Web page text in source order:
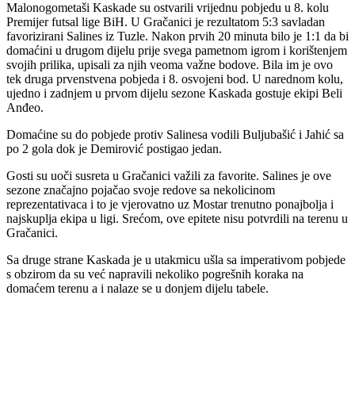
Malonogometaši Kaskade su ostvarili vrijednu pobjedu u 8. kolu
Premijer futsal lige BiH. U Gračanici je rezultatom 5:3 savladan
favorizirani Salines iz Tuzle. Nakon prvih 20 minuta bilo je 1:1 da bi
domaćini u drugom dijelu prije svega pametnom igrom i korištenjem
svojih prilika, upisali za njih veoma važne bodove. Bila im je ovo
tek druga prvenstvena pobjeda i 8. osvojeni bod. U narednom kolu,
ujedno i zadnjem u prvom dijelu sezone Kaskada gostuje ekipi Beli
Anđeo.
Domaćine su do pobjede protiv Salinesa vodili Buljubašić i Jahić sa
po 2 gola dok je Demirović postigao jedan.
Gosti su uoči susreta u Gračanici važili za favorite. Salines je ove
sezone značajno pojačao svoje redove sa nekolicinom
reprezentativaca i to je vjerovatno uz Mostar trenutno ponajbolja i
najskuplja ekipa u ligi. Srećom, ove epitete nisu potvrdili na terenu u
Gračanici.
Sa druge strane Kaskada je u utakmicu ušla sa imperativom pobjede
s obzirom da su već napravili nekoliko pogrešnih koraka na
domaćem terenu a i nalaze se u donjem dijelu tabele.